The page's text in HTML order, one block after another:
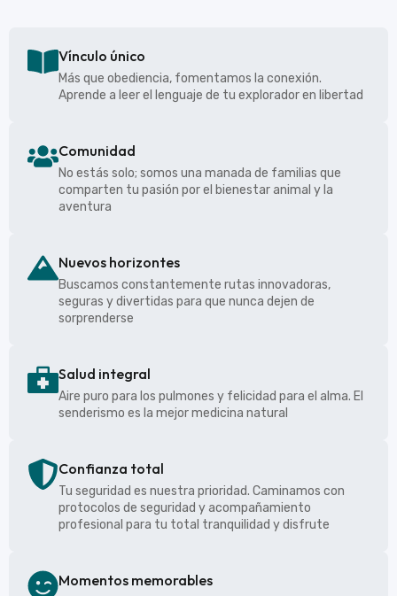
Vínculo único
Más que obediencia, fomentamos la conexión.
Aprende a leer el lenguaje de tu explorador en libertad
Comunidad
No estás solo; somos una manada de familias que
comparten tu pasión por el bienestar animal y la
aventura
Nuevos horizontes
Buscamos constantemente rutas innovadoras,
seguras y divertidas para que nunca dejen de
sorprenderse
Salud integral
Aire puro para los pulmones y felicidad para el alma. El
senderismo es la mejor medicina natural
Confianza total
Tu seguridad es nuestra prioridad. Caminamos con
protocolos de seguridad y acompañamiento
profesional para tu total tranquilidad y disfrute
Momentos memorables